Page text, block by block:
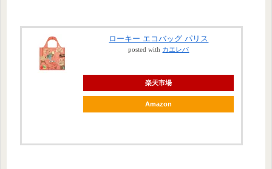
ローキー エコバッグ パリス
posted with カエレバ
楽天市場
Amazon